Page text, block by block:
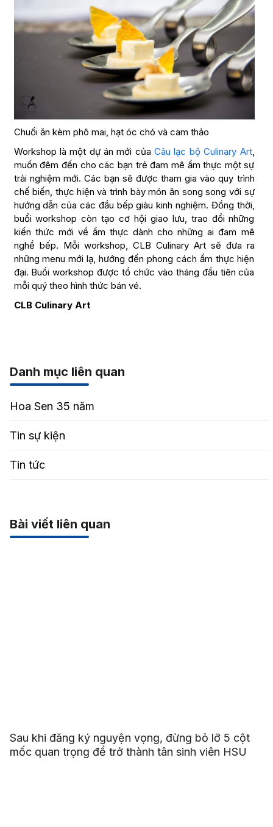
Chuối ăn kèm phô mai, hạt óc chó và cam thảo
Workshop là một dự án mới củaCâu lạc bộ Culinary Art,
muốn đêm đến cho các bạn trẻ đam mê ẩm thực một sự
trải nghiệm mới. Các bạn sẽ được tham gia vào quy trình
chế biến, thực hiện và trình bày món ăn song song với sự
hướng dẫn của các đầu bếp giàu kinh nghiệm. Đồng thời,
buổi workshop còn tạo cơ hội giao lưu, trao đổi những
kiến thức mới về ẩm thực dành cho những ai đam mê
nghề bếp. Mỗi workshop, CLB Culinary Art sẽ đưa ra
những menu mới lạ, hướng đến phong cách ẩm thực hiện
đại. Buổi workshop được tổ chức vào tháng đầu tiên của
mỗi quý theo hình thức bán vé.
CLB Culinary Art
Danh mục liên quan
Hoa Sen 35 năm
Tin sự kiện
Tin tức
Bài viết liên quan
Sau khi đăng ký nguyện vọng, đừng bỏ lỡ 5 cột
mốc quan trọng để trở thành tân sinh viên HSU